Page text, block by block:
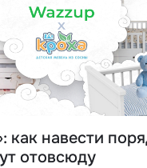
как навести
отовсюду